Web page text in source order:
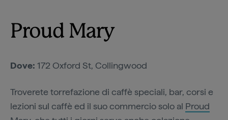
Proud Mary
Dove: 172 Oxford St, Collingwood
Troverete torrefazione di caffè speciali, bar, corsi e
lezioni sul caffè ed il suo commercio solo al Proud